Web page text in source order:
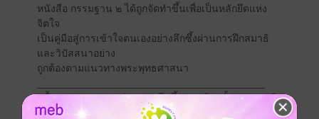
หนังสือ กรรมฐาน ๒ ได้ถูกจัดทำขึ้นเพื่อเป็นหลักยึดแห่ง
จิตใจ
เป็นคู่มือสู่การเข้าใจตนเองอย่างลึกซึ้งผ่านการฝึกสมาธิ
และวิปัสสนาอย่าง
ถูกต้องตามแนวทางพระพุทธศาสนา
️ เนื้อหาครอบคลุม หลักธรรมลึกซึ้ง ครบถ้วนทั้งภาคทฤษฎี
และปฏิบัติ